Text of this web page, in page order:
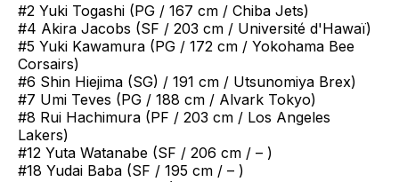
#2 Yuki Togashi (PG / 167 cm / Chiba Jets)
#4 Akira Jacobs (SF / 203 cm / Université d'Hawaï)
#5 Yuki Kawamura (PG / 172 cm / Yokohama Bee
Corsairs)
#6 Shin Hiejima (SG) / 191 cm / Utsunomiya Brex)
#7 Umi Teves (PG / 188 cm / Alvark Tokyo)
#8 Rui Hachimura (PF / 203 cm / Los Angeles
Lakers)
#12 Yuta Watanabe (SF / 206 cm / – )
#18 Yudai Baba (SF / 195 cm / – )